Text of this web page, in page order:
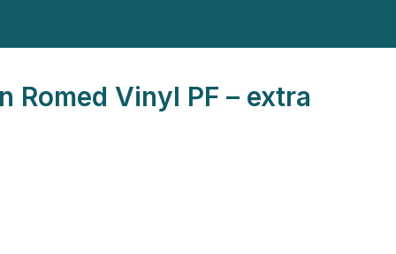
Romed Vinyl PF – extra